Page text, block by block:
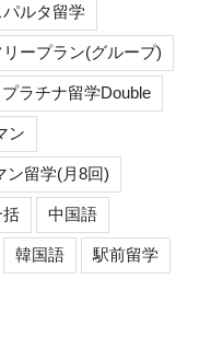
パルタ留学
リープラン(グループ)
プラチナ留学Double
ン
ン留学(月8回)
括 中国語
韓国語 駅前留学